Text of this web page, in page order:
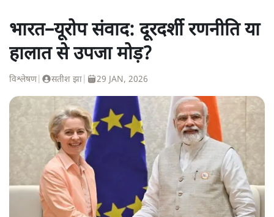
भारत–यूरोप संवाद: दूरदर्शी रणनीति या
हालात से उपजा मोड़?
विश्लेषण| सतीश झा 29 JAN, 2026